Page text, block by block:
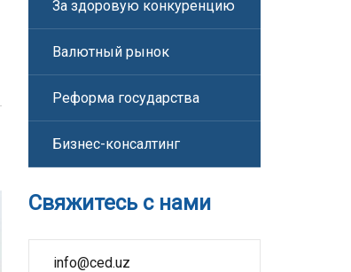
За здоровую конкуренцию
Валютный рынок
Реформа государства
Бизнес-консалтинг
Свяжитесь с нами
info@ced.uz